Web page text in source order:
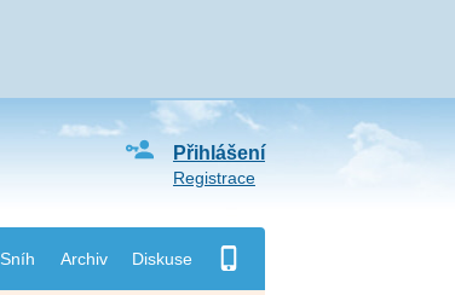
Sníh Archiv Diskuse
Přihlášení
Registrace